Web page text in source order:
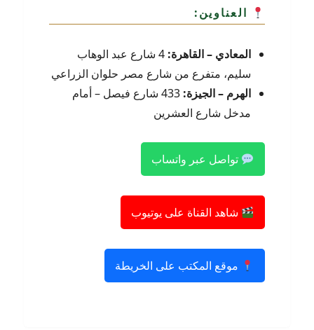
العناوين:
المعادي – القاهرة:
4 شارع عبد الوهاب
سليم، متفرع من شارع مصر حلوان الزراعي
الهرم – الجيزة:
433 شارع فيصل – أمام
مدخل شارع العشرين
تواصل عبر واتساب
شاهد القناة على يوتيوب
موقع المكتب على الخريطة